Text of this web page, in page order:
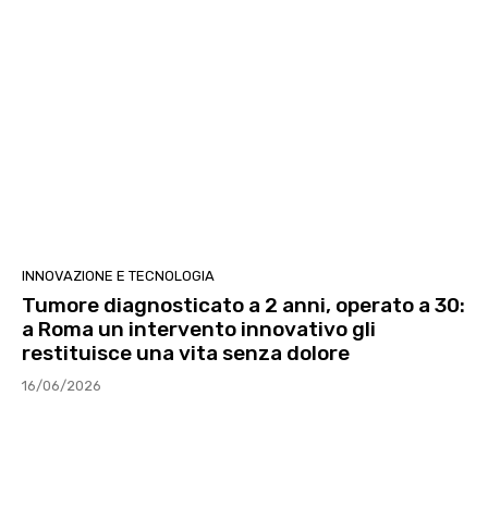
INNOVAZIONE E TECNOLOGIA
Tumore diagnosticato a 2 anni, operato a 30:
a Roma un intervento innovativo gli
restituisce una vita senza dolore
16/06/2026